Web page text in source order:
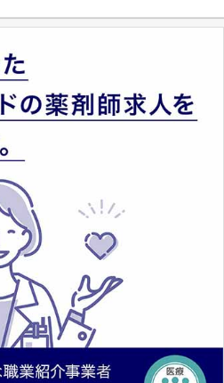
多岐にわたる医療
きな武器になりま